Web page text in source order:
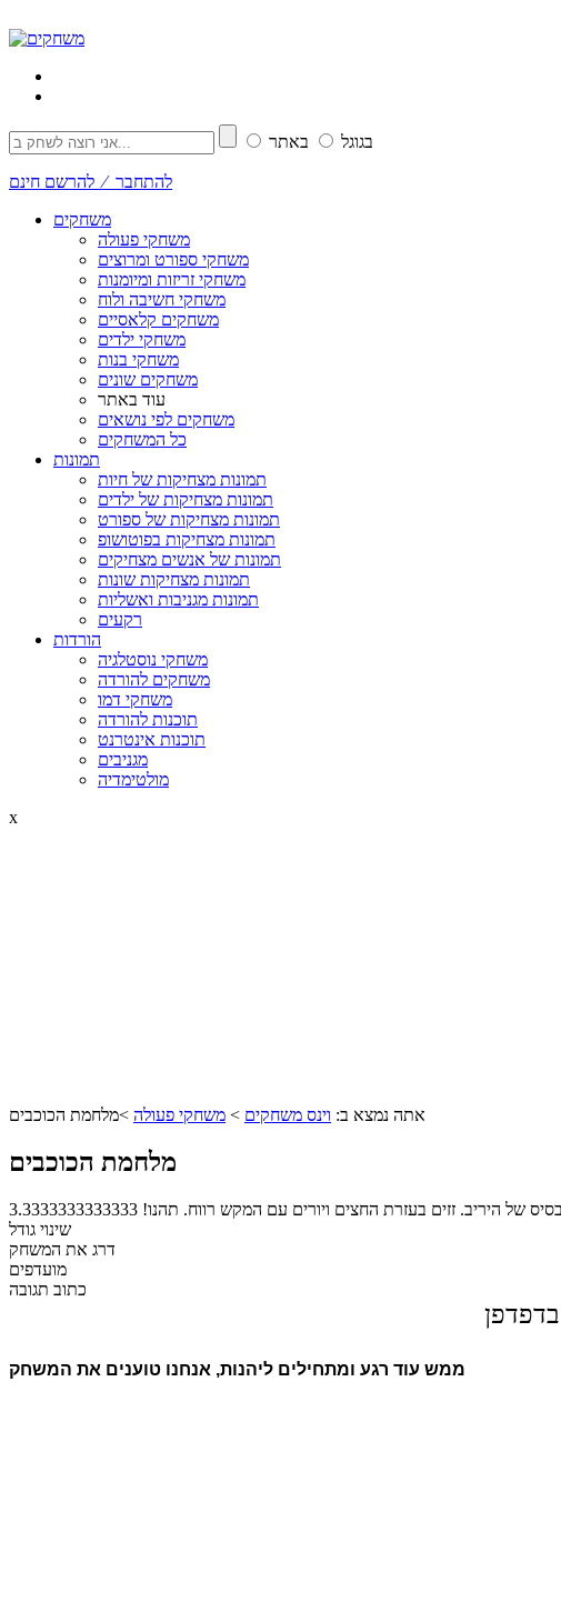
בגוגל באתר
להתחבר ⁄ להרשם חינם
משחקים
משחקי פעולה
משחקי ספורט ומרוצים
משחקי זריזות ומיומנות
משחקי חשיבה ולוח
משחקים קלאסיים
משחקי ילדים
משחקי בנות
משחקים שונים
עוד באתר
משחקים לפי נושאים
כל המשחקים
תמונות
תמונות מצחיקות של חיות
תמונות מצחיקות של ילדים
תמונות מצחיקות של ספורט
תמונות מצחיקות בפוטושופ
תמונות של אנשים מצחיקים
תמונות מצחיקות שונות
תמונות מגניבות ואשליות
רקעים
הורדות
משחקי נוסטלגיה
משחקים להורדה
משחקי דמו
תוכנות להורדה
תוכנות אינטרנט
מגניבים
מולטימדיה
x
אתה נמצא ב: וינס משחקים > משחקי פעולה >מלחמת הכוכבים
מלחמת הכוכבים
היריב. זזים בעזרת החצים ויורים עם המקש רווח. תהנו! 3.3333333333333
שינוי גודל
דרג את המשחק
מועדפים
כתוב תגובה
ממש עוד רגע ומתחילים ליהנות, אנחנו טוענים את המשחק